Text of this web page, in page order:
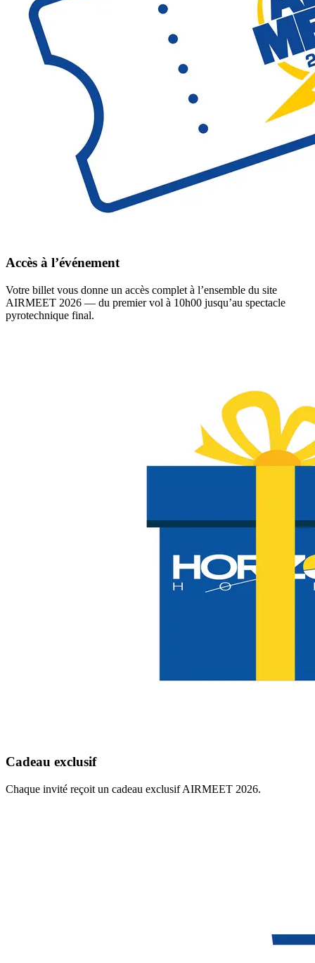
Accès à l’événement
Votre billet vous donne un accès complet à l’ensemble du site
AIRMEET 2026 — du premier vol à 10h00 jusqu’au spectacle
pyrotechnique final.
Cadeau exclusif
Chaque invité reçoit un cadeau exclusif AIRMEET 2026.